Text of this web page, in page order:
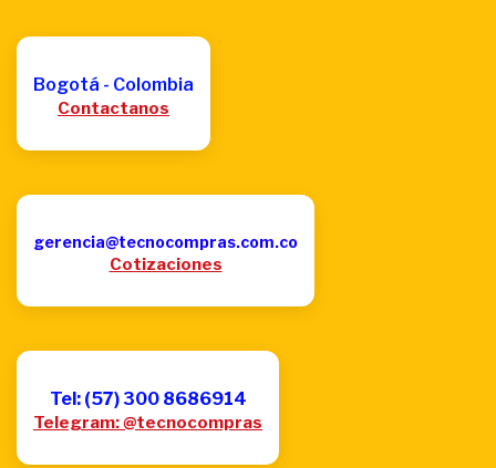
Bogotá - Colombia
Contactanos
gerencia@tecnocompras.com.co
Cotizaciones
Tel: (57) 300 8686914
Telegram: @tecnocompras